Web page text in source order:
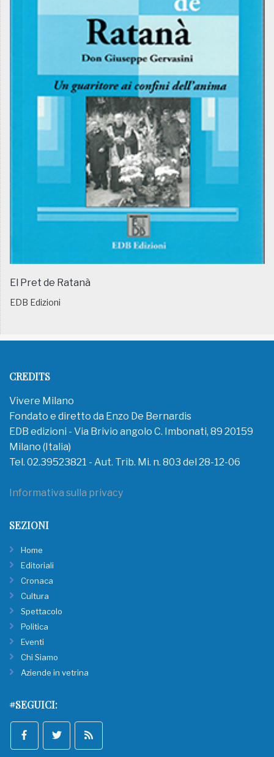
El Pret de Ratanà
EDB Edizioni
CREDITS
Vivere Milano
Fondato e diretto da Enzo De Bernardis
EDB edizioni - Via Brivio angolo C. Imbonati, 89 20159
Milano (Italia)
Tel. 02.39523821 - Aut. Trib. Mi. n. 803 del 28-12-06
Informativa sulla privacy
SEZIONI
Home
Editoriali
Cronaca
Cultura
Spettacolo
Politica
Eventi
Chi Siamo
Aziende in vetrina
#SEGUICI: